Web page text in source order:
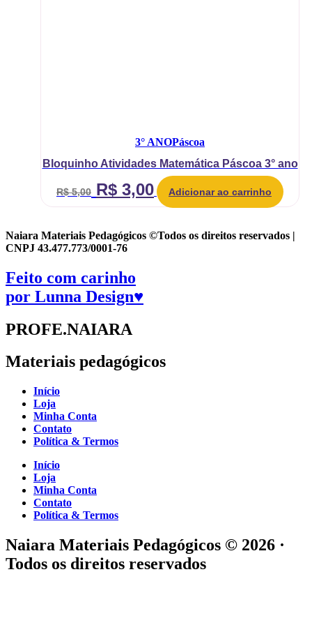
3° ANOPáscoa
Bloquinho Atividades Matemática Páscoa 3° ano
R$5,00 O
preço
original
era:
R$ 5,00.
R$ 3,00O
preço
atual
Adicionar ao carrinho
Naiara Materiais Pedagógicos ©Todos os direitos reservados |
CNPJ 43.477.773/0001-76
Feito com carinho
por Lunna Design♥
PROFE.NAIARA
Materiais pedagógicos
Início
Loja
Minha Conta
Contato
Política & Termos
Início
Loja
Minha Conta
Contato
Política & Termos
Naiara Materiais Pedagógicos © 2026 ·
Todos os direitos reservados